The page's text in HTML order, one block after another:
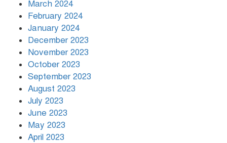
March 2024
February 2024
January 2024
December 2023
November 2023
October 2023
September 2023
August 2023
July 2023
June 2023
May 2023
April 2023